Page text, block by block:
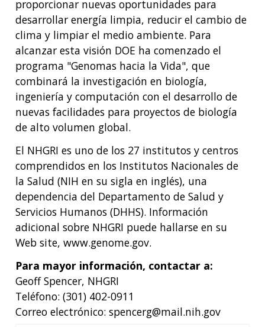
proporcionar nuevas oportunidades para
desarrollar energía limpia, reducir el cambio de
clima y limpiar el medio ambiente. Para
alcanzar esta visión DOE ha comenzado el
programa "Genomas hacia la Vida", que
combinará la investigación en biología,
ingeniería y computación con el desarrollo de
nuevas facilidades para proyectos de biología
de alto volumen global.
El NHGRI es uno de los 27 institutos y centros
comprendidos en los Institutos Nacionales de
la Salud (NIH en su sigla en inglés), una
dependencia del Departamento de Salud y
Servicios Humanos (DHHS). Información
adicional sobre NHGRI puede hallarse en su
Web site, www.genome.gov.
Para mayor información, contactar a:
Geoff Spencer, NHGRI
Teléfono: (301) 402-0911
Correo electrónico: spencerg@mail.nih.gov